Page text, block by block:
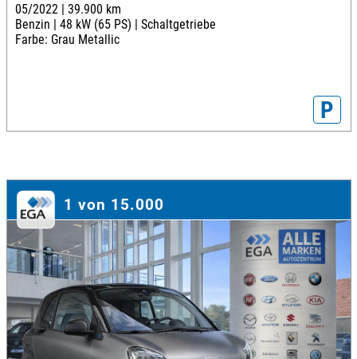
05/2022 | 39.900 km
Benzin | 48 kW (65 PS) | Schaltgetriebe
Farbe: Grau Metallic
P
1 von 15.000